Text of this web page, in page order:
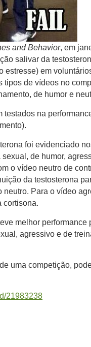
and Behavior, em
salivar da
estresse) em
tipos de vídeos no
de humor e
na
foi evidenciado
de humor,
o vídeo neutro de
da testosterona
Para o vídeo
cortisona.
melhor performance
agressivo e de
uma competição,
21983238